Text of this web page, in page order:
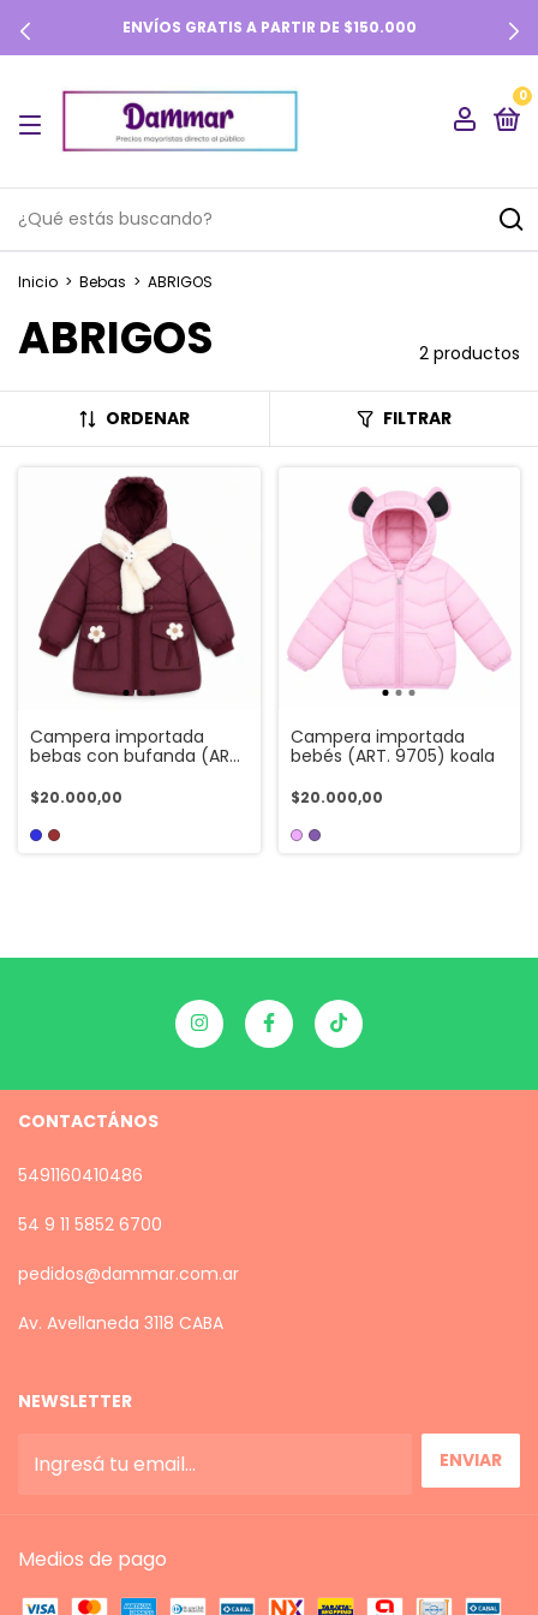
ENVÍOS GRATIS A PARTIR DE $150.000
0
Inicio > Bebas > ABRIGOS
ABRIGOS 2 productos
ORDENAR FILTRAR
Campera importada
bebas con bufanda (ART.
$20.000,00
Campera importada
bebés (ART. 9705) koala
$20.000,00
CONTACTÁNOS
5491160410486
54 9 11 5852 6700
pedidos@dammar.com.ar
Av. Avellaneda 3118 CABA
NEWSLETTER
Medios de pago